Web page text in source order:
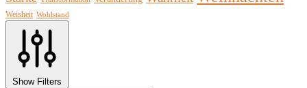
Weisheit Wohlstand
Show Filters